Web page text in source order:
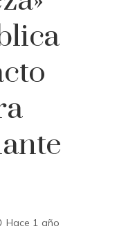
Hace 1 año